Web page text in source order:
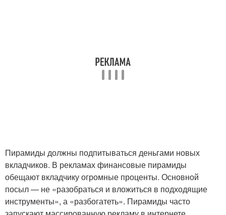
Пирамиды должны подпитываться деньгами новых
вкладчиков. В рекламах финансовые пирамиды
обещают вкладчику огромные проценты. Основной
посыл — не «разобраться и вложиться в подходящие
инструменты», а «разбогатеть». Пирамиды часто